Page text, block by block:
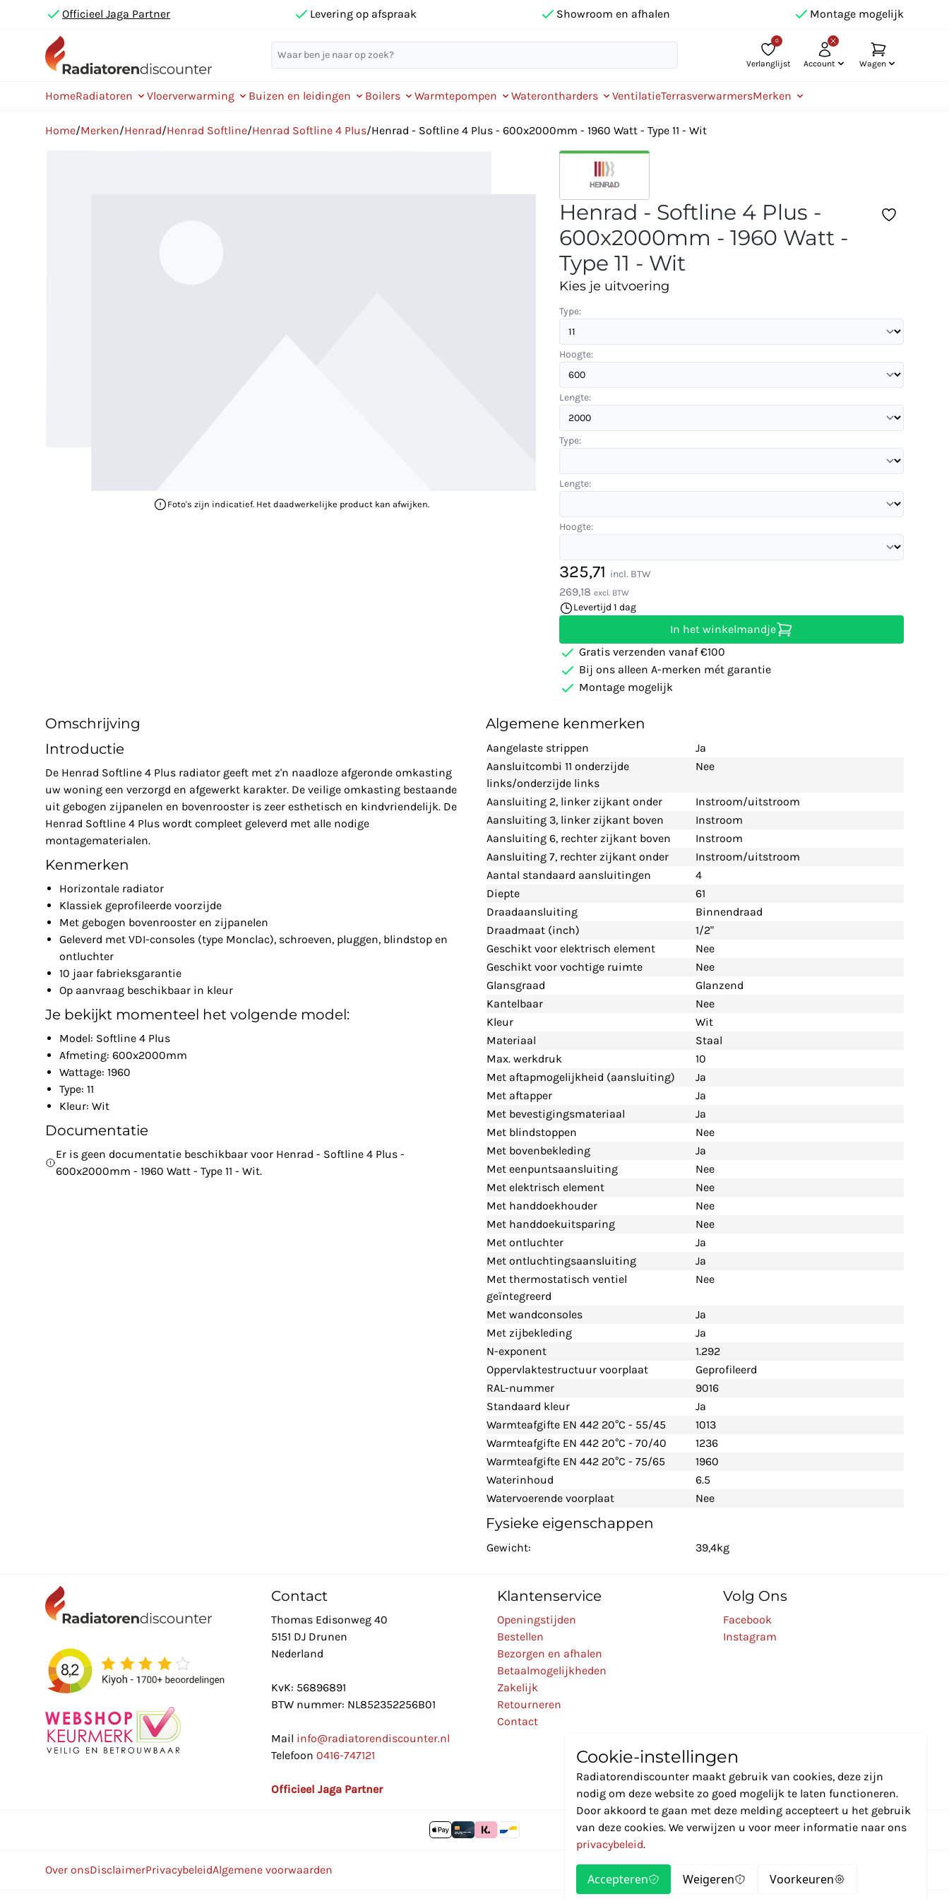
Officieel Jaga Partner Levering op afspraak Showroom en afhalen Montage mogelijk
0
Verlanglijst Account Wagen
HomeRadiatoren Vloerverwarming Buizen en leidingen Boilers Warmtepompen Waterontharders VentilatieTerrasverwarmersMerken
Home/Merken/Henrad/Henrad Softline/Henrad Softline 4 Plus/Henrad - Softline 4 Plus - 600x2000mm - 1960 Watt - Type 11 - Wit
Foto's zijn indicatief. Het daadwerkelijke product kan afwijken.
Henrad - Softline 4 Plus -
600x2000mm - 1960 Watt -
Type 11 - Wit
Kies je uitvoering
Type:
Hoogte:
Lengte:
Type:
Lengte:
Hoogte:
325,71 incl. BTW
269,18 excl. BTW
Levertijd 1 dag
In het winkelmandje
Gratis verzenden vanaf €100
Bij ons alleen A-merken mét garantie
Montage mogelijk
Omschrijving
Introductie
De Henrad Softline 4 Plus radiator geeft met z'n naadloze afgeronde omkasting
uw woning een verzorgd en afgewerkt karakter. De veilige omkasting bestaande
uit gebogen zijpanelen en bovenrooster is zeer esthetisch en kindvriendelijk. De
Henrad Softline 4 Plus wordt compleet geleverd met alle nodige
montagematerialen.
Kenmerken
Horizontale radiator
Klassiek geprofileerde voorzijde
Met gebogen bovenrooster en zijpanelen
Geleverd met VDI-consoles (type Monclac), schroeven, pluggen, blindstop en
ontluchter
10 jaar fabrieksgarantie
Op aanvraag beschikbaar in kleur
Je bekijkt momenteel het volgende model:
Model: Softline 4 Plus
Afmeting: 600x2000mm
Wattage: 1960
Type: 11
Kleur: Wit
Documentatie
Er is geen documentatie beschikbaar voor Henrad - Softline 4 Plus -
600x2000mm - 1960 Watt - Type 11 - Wit.
Algemene kenmerken
Aangelaste strippen
Ja
Aansluitcombi 11 onderzijde
links/onderzijde links
Nee
Aansluiting 2, linker zijkant onder
Instroom/uitstroom
Aansluiting 3, linker zijkant boven
Instroom
Aansluiting 6, rechter zijkant boven
Instroom
Aansluiting 7, rechter zijkant onder
Instroom/uitstroom
Aantal standaard aansluitingen
4
Diepte
61
Draadaansluiting
Binnendraad
Draadmaat (inch)
1/2"
Geschikt voor elektrisch element
Nee
Geschikt voor vochtige ruimte
Nee
Glansgraad
Glanzend
Kantelbaar
Nee
Kleur
Wit
Materiaal
Staal
Max. werkdruk
10
Met aftapmogelijkheid (aansluiting)
Ja
Met aftapper
Ja
Met bevestigingsmateriaal
Ja
Met blindstoppen
Nee
Met bovenbekleding
Ja
Met eenpuntsaansluiting
Nee
Met elektrisch element
Nee
Met handdoekhouder
Nee
Met handdoekuitsparing
Nee
Met ontluchter
Ja
Met ontluchtingsaansluiting
Ja
Met thermostatisch ventiel
geïntegreerd
Nee
Met wandconsoles
Ja
Met zijbekleding
Ja
N-exponent
1.292
Oppervlaktestructuur voorplaat
Geprofileerd
RAL-nummer
9016
Standaard kleur
Ja
Warmteafgifte EN 442 20°C - 55/45
1013
Warmteafgifte EN 442 20°C - 70/40
1236
Warmteafgifte EN 442 20°C - 75/65
1960
Waterinhoud
6.5
Watervoerende voorplaat
Nee
Fysieke eigenschappen
Gewicht: 39,4kg
Contact
Thomas Edisonweg 40
5151 DJ Drunen
Nederland
KvK: 56896891
BTW nummer: NL852352256B01
Mail info@radiatorendiscounter.nl
Telefoon 0416-747121
Officieel Jaga Partner
Klantenservice
Openingstijden
Bestellen
Bezorgen en afhalen
Betaalmogelijkheden
Zakelijk
Retourneren
Contact
Volg Ons
Facebook
Instagram
Over onsDisclaimerPrivacybeleidAlgemene voorwaarden
Cookie-instellingen
Radiatorendiscounter maakt gebruik van cookies, deze zijn
nodig om deze website zo goed mogelijk te laten functioneren.
Door akkoord te gaan met deze melding accepteert u het gebruik
van deze cookies. We verwijzen u voor meer informatie naar ons
privacybeleid.
Accepteren Weigeren Voorkeuren